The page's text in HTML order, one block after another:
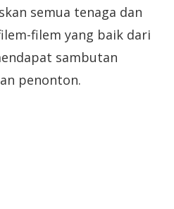
semua tenaga dan
filem yang baik dari
sambutan
penonton.